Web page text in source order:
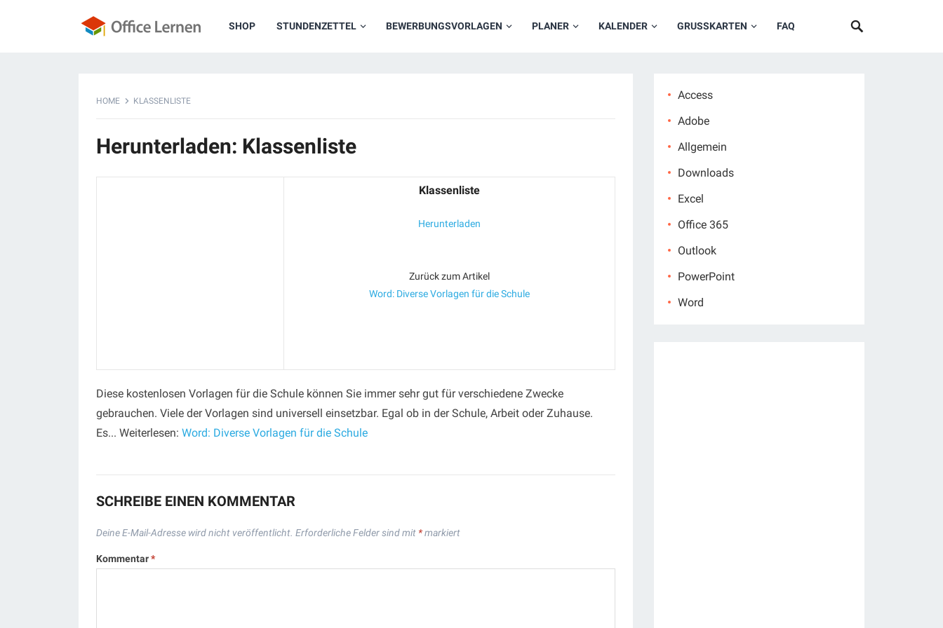
SHOP STUNDENZETTEL BEWERBUNGSVORLAGEN PLANER KALENDER GRUSSKARTEN FAQ
HOME KLASSENLISTE
Herunterladen: Klassenliste
Klassenliste
Herunterladen
Zurück zum Artikel
Word: Diverse Vorlagen für die Schule
Diese kostenlosen Vorlagen für die Schule können Sie immer sehr gut für verschiedene Zwecke
gebrauchen. Viele der Vorlagen sind universell einsetzbar. Egal ob in der Schule, Arbeit oder Zuhause.
Es... Weiterlesen: Word: Diverse Vorlagen für die Schule
SCHREIBE EINEN KOMMENTAR
Deine E-Mail-Adresse wird nicht veröffentlicht. Erforderliche Felder sind mit *markiert
Kommentar*
Access
Adobe
Allgemein
Downloads
Excel
Office 365
Outlook
PowerPoint
Word